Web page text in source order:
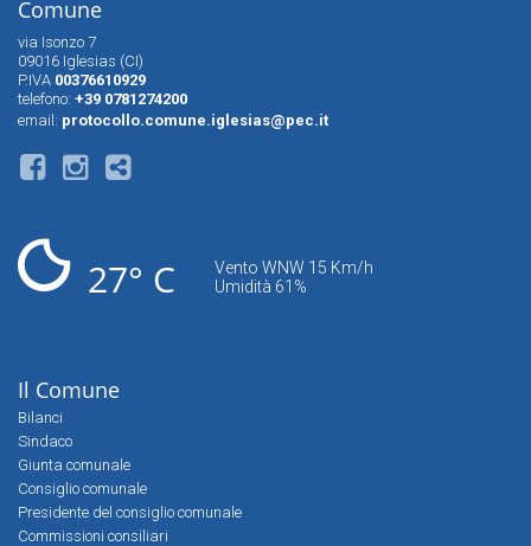
Comune
via Isonzo 7
09016 Iglesias (CI)
P.IVA 00376610929
telefono: +39 0781274200
email: protocollo.comune.iglesias@pec.it
27° C
Vento WNW 15 Km/h
Umidità 61%
Il Comune
Bilanci
Sindaco
Giunta comunale
Consiglio comunale
Presidente del consiglio comunale
Commissioni consiliari